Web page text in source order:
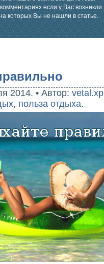
если у Вас возникли
которых Вы не нашли в статье.
2014. • Автор: vetal.xp
, польза отдыха.